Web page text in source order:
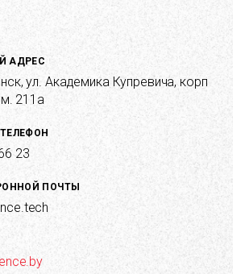
АДРЕС
ул. Академика Купревича, корп
211а
23
ПОЧТЫ